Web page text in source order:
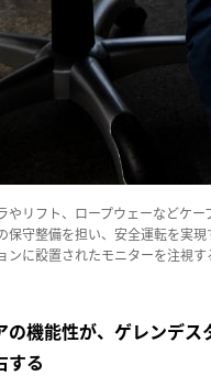
やリフト、ロープウェーなどケ
保守整備を担い、安全運転を実現
ンに設置されたモニターを注視
の機能性が、ゲレンデス
する